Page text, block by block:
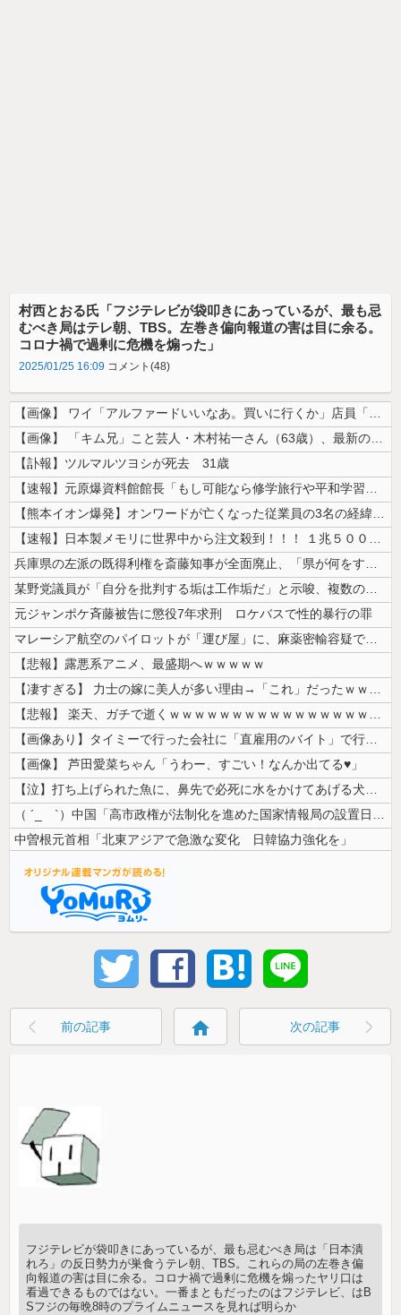
村西とおる氏「フジテレビが袋叩きにあっているが、最も忌
むべき局はテレ朝、TBS。左巻き偏向報道の害は目に余る。
コロナ禍で過剰に危機を煽った」
2025/01/25 16:09 コメント(48)
【画像】 ワイ「アルファードいいなあ。買いに行くか」店員「ほいっ見積も...
【画像】 「キム兄」こと芸人・木村祐一さん（63歳）、最新の松本人志さ...
【訃報】ツルマルツヨシが死去 31歳
【速報】元原爆資料館館長「もし可能なら修学旅行や平和学習の小学生に炎天...
【熊本イオン爆発】オンワードが亡くなった従業員の3名の経緯を説明
【速報】日本製メモリに世界中から注文殺到！！！ １兆５０００億円で工場...
兵庫県の左派の既得利権を斎藤知事が全面廃止、「県が何をするねん？」と存...
某野党議員が「自分を批判する垢は工作垢だ」と示唆、複数の一般人アカウン...
元ジャンポケ斉藤被告に懲役7年求刑 ロケバスで性的暴行の罪
マレーシア航空のパイロットが「運び屋」に、麻薬密輸容疑で拘束…最高刑は...
【悲報】露悪系アニメ、最盛期へｗｗｗｗｗ
【凄すぎる】 力士の嫁に美人が多い理由→「これ」だったｗｗｗｗｗｗｗ
【悲報】 楽天、ガチで逝くｗｗｗｗｗｗｗｗｗｗｗｗｗｗｗｗｗｗｗｗ
【画像あり】タイミーで行った会社に「直雇用のバイト」で行った結果ｗｗｗ...
【画像】 芦田愛菜ちゃん「うわー、すごい！なんか出てる♥」
【泣】打ち上げられた魚に、鼻先で必死に水をかけてあげる犬が話題
（ ´_ゝ`）中国「高市政権が法制化を進めた国家情報局の設置日が7月3...
中曽根元首相「北東アジアで急激な変化 日韓協力強化を」
前の記事 home 次の記事
フジテレビが袋叩きにあっているが、最も忌むべき局は「日本潰
れろ」の反日勢力が巣食うテレ朝、TBS。これらの局の左巻き偏
向報道の害は目に余る。コロナ禍で過剰に危機を煽ったヤリ口は
看過できるものではない。一番まともだったのはフジテレビ、はB
Sフジの毎晩8時のプライムニュースを見れば明らか